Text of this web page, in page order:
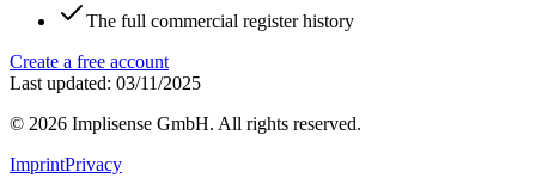
The full commercial register history
Create a free account
Last updated: 03/11/2025
© 2026 Implisense GmbH. All rights reserved.
ImprintPrivacy